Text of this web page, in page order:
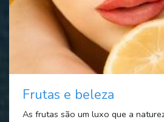
Frutas e beleza
As frutas são um luxo que a